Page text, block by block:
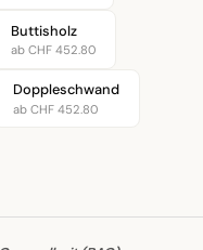
Buttisholz
ab CHF 452.80
Doppleschwand
ab CHF 452.80